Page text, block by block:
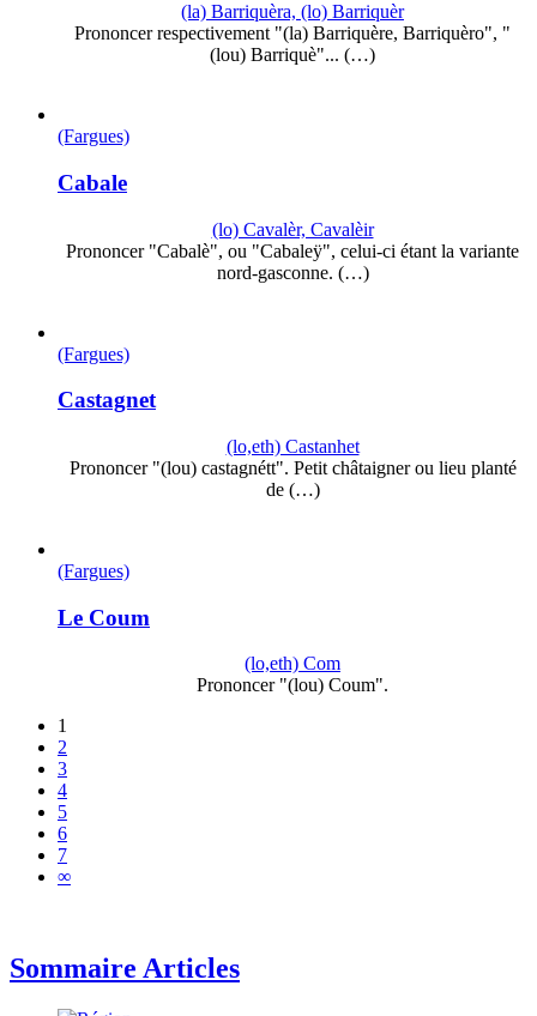
(la) Barriquèra, (lo) Barriquèr
Prononcer respectivement "(la) Barriquère, Barriquèro", "
(lou) Barriquè"... (…)
(Fargues)
Cabale
(lo) Cavalèr, Cavalèir
Prononcer "Cabalè", ou "Cabaleÿ", celui-ci étant la variante
nord-gasconne. (…)
(Fargues)
Castagnet
(lo,eth) Castanhet
Prononcer "(lou) castagnétt". Petit châtaigner ou lieu planté
de (…)
(Fargues)
Le Coum
(lo,eth) Com
Prononcer "(lou) Coum".
1
2
3
4
5
6
7
∞
Sommaire Articles